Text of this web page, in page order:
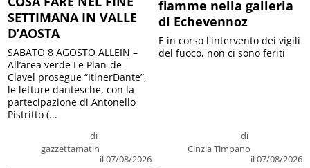
SETTIMANA IN VALLE
D’AOSTA
di
gazzettamatin
il 07/08/2026
SABATO 8 AGOSTO ALLEIN –
All’area verde Le Plan-de-
Clavel prosegue “ItinerDante”,
le letture dantesche, con la
partecipazione di Antonello
Pistritto (...
fiamme nella galleria
di Echevennoz
di
Cinzia Timpano
il 07/08/2026
E in corso l'intervento dei vigili
del fuoco, non ci sono feriti